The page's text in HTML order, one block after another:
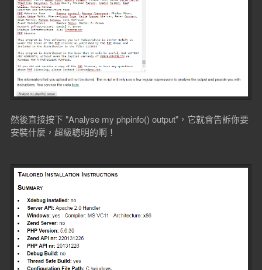
然後直接按下 "Analyse my phpinfo() output"，它就會告訴你要
安裝什麼，超級聰明的啊！